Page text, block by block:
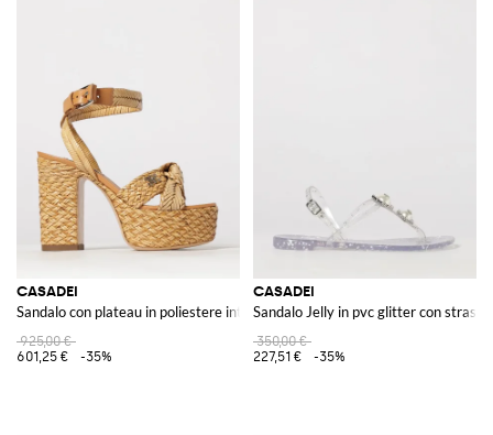
CASADEI
Sandalo con plateau in poliestere intrecciato
925,00 €
601,25 €
-35%
CASADEI
Sandalo Jelly in pvc glitter con strass
350,00 €
227,51 €
-35%